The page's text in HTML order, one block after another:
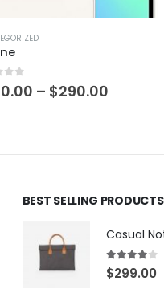
of 5 – $290.00
BEST SELLING PRODUCTS
Casual
4.00out
$299.00